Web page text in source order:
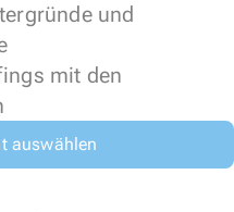
und
mit den
auswählen